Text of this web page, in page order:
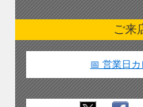
ご来
📅 営業日